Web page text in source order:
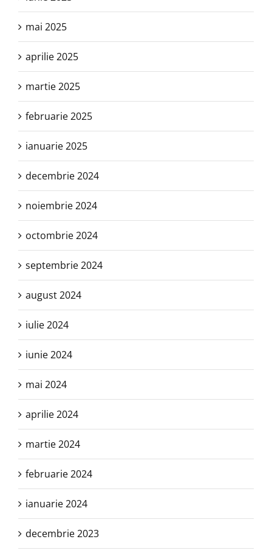
mai 2025
aprilie 2025
martie 2025
februarie 2025
ianuarie 2025
decembrie 2024
noiembrie 2024
octombrie 2024
septembrie 2024
august 2024
iulie 2024
iunie 2024
mai 2024
aprilie 2024
martie 2024
februarie 2024
ianuarie 2024
decembrie 2023